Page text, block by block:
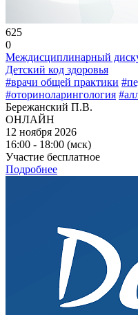
625
0
Междисциплинарный
Детский код здоровья
#врачи общей практики
#оториноларингология
Бережанский П.В.
ОНЛАЙН
12 ноября 2026
16:00 - 18:00 (мск)
Участие бесплатное
Подробнее